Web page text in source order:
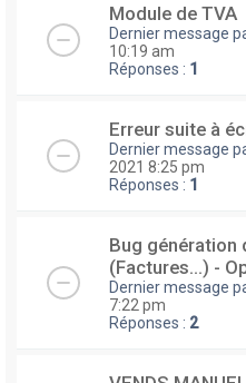
Module de TVA
Dernier message
10:19 am
Réponses : 1
Erreur suite à
Dernier message
2021 8:25 pm
Réponses : 1
Bug génération
(Factures...) -
Dernier message
7:22 pm
Réponses : 2